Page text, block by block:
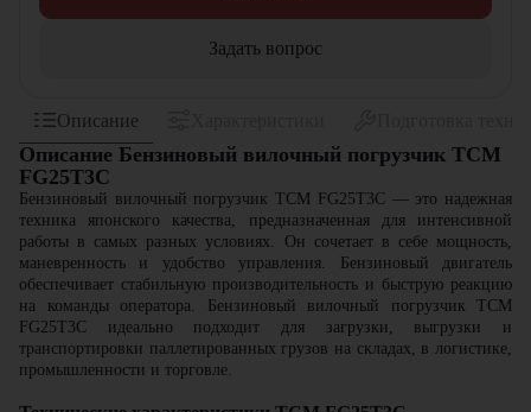
Задать вопрос
Описание
Описание Бензиновый вилочный погрузчик TCM
FG25T3C
Бензиновый вилочный погрузчик TCM FG25T3C — это надежная
техника японского качества, предназначенная для интенсивной
работы в самых разных условиях. Он сочетает в себе мощность,
маневренность и удобство управления. Бензиновый двигатель
обеспечивает стабильную производительность и быструю реакцию
на команды оператора. Бензиновый вилочный погрузчик TCM
FG25T3C идеально подходит для загрузки, выгрузки и
транспортировки паллетированных грузов на складах, в логистике,
промышленности и торговле.